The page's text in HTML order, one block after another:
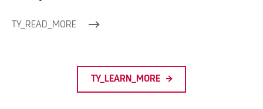
TY_READ_MORE
TY_LEARN_MORE